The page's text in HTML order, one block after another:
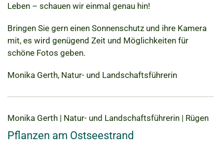
Leben – schauen wir einmal genau hin!
Bringen Sie gern einen Sonnenschutz und ihre Kamera
mit, es wird genügend Zeit und Möglichkeiten für
schöne Fotos geben.
Monika Gerth, Natur- und Landschaftsführerin
Monika Gerth | Natur- und Landschaftsführerin | Rügen
Pflanzen am Ostseestrand